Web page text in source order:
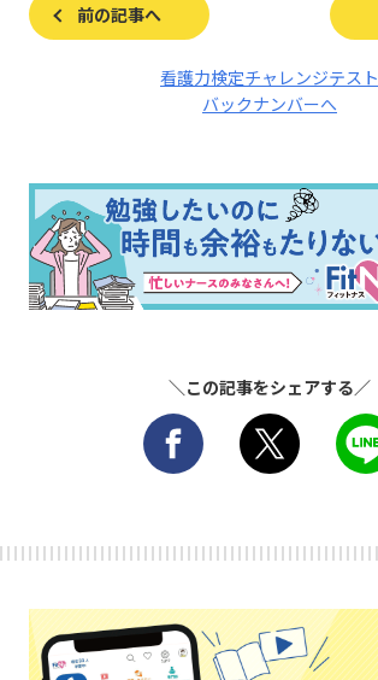
前の記事へ
看護力検定チャレンジテスト
バックナンバーへ
＼この記事をシェアする／